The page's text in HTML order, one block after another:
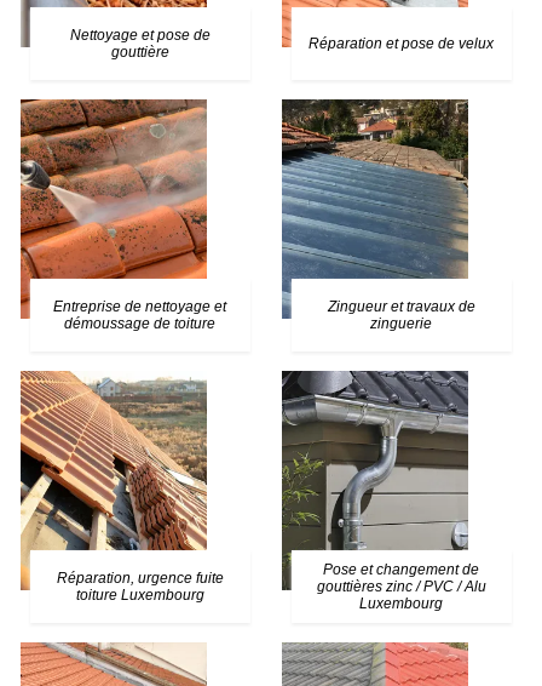
Nettoyage et pose de
gouttière
Réparation et pose de velux
Entreprise de nettoyage et
démoussage de toiture
Zingueur et travaux de
zinguerie
Réparation, urgence fuite
toiture Luxembourg
Pose et changement de
gouttières zinc / PVC / Alu
Luxembourg